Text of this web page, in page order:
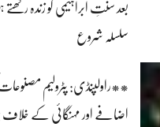
بعد سنتِ ابراہیمی کو زندہ رکھتے
سلسلہ شروع
**راولپنڈی: پٹرولیم
اضافے اور مہنگائی کے خلاف